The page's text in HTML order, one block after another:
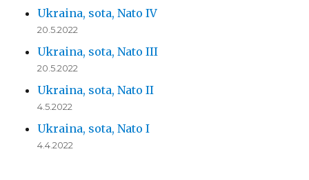
Ukraina, sota, Nato IV
20.5.2022
Ukraina, sota, Nato III
20.5.2022
Ukraina, sota, Nato II
4.5.2022
Ukraina, sota, Nato I
4.4.2022